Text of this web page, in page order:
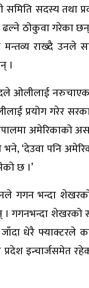
समिति सदस्य तथा
ठोकुवा गरेका छन्
राख्दै उनले
।
ओलीलाई
प्रयोग गरेर
अमेरिकाको
भने, ‘देउवा पनि
छ ।’
गगन भन्दा शेखरको
। गगनभन्दा
धेरै
इन्चार्जसमेत